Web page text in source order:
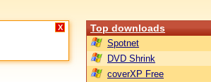
X Top downloads
Spotnet
DVD Shrink
coverXP Free